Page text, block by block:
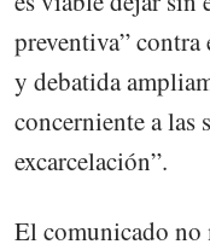
preventiva”
y debatida
concerniente a las
excarcelación”.
El comunicado no